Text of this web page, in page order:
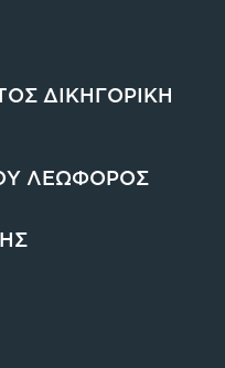
ΔΙΚΗΓΟΡΙΚΗ
ΛΕΩΦΟΡΟΣ